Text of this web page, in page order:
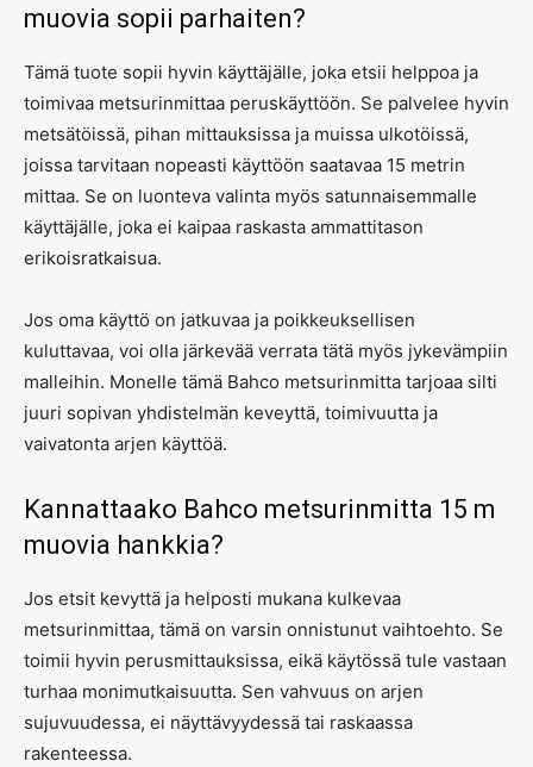
muovia sopii parhaiten?
Tämä tuote sopii hyvin käyttäjälle, joka etsii helppoa ja
toimivaa metsurinmittaa peruskäyttöön. Se palvelee hyvin
metsätöissä, pihan mittauksissa ja muissa ulkotöissä,
joissa tarvitaan nopeasti käyttöön saatavaa 15 metrin
mittaa. Se on luonteva valinta myös satunnaisemmalle
käyttäjälle, joka ei kaipaa raskasta ammattitason
erikoisratkaisua.
Jos oma käyttö on jatkuvaa ja poikkeuksellisen
kuluttavaa, voi olla järkevää verrata tätä myös jykevämpiin
malleihin. Monelle tämä Bahco metsurinmitta tarjoaa silti
juuri sopivan yhdistelmän keveyttä, toimivuutta ja
vaivatonta arjen käyttöä.
Kannattaako Bahco metsurinmitta 15 m
muovia hankkia?
Jos etsit kevyttä ja helposti mukana kulkevaa
metsurinmittaa, tämä on varsin onnistunut vaihtoehto. Se
toimii hyvin perusmittauksissa, eikä käytössä tule vastaan
turhaa monimutkaisuutta. Sen vahvuus on arjen
sujuvuudessa, ei näyttävyydessä tai raskaassa
rakenteessa.